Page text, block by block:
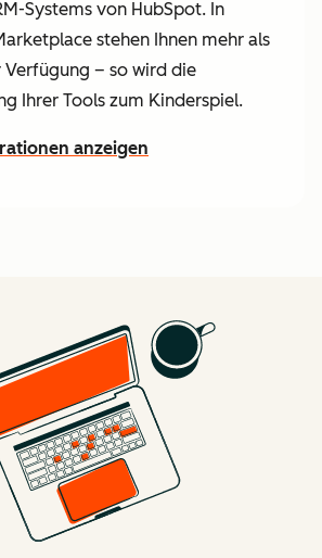
Systems von HubSpot. In
stehen Ihnen mehr als
Verfügung – so wird die
Ihrer Tools zum Kinderspiel.
anzeigen